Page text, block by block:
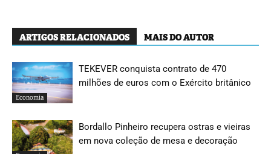
ARTIGOS RELACIONADOS MAIS DO AUTOR
Economia
TEKEVER conquista contrato de 470
milhões de euros com o Exército britânico
Bordallo Pinheiro recupera ostras e vieiras
em nova coleção de mesa e decoração